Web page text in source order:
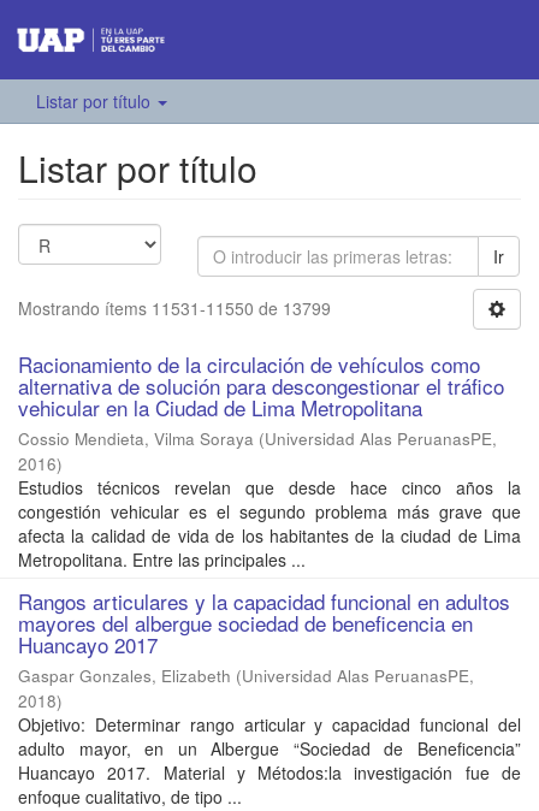
Listar por título
Listar por título
Ir
Mostrando ítems 11531-11550 de 13799
Racionamiento de la circulación de vehículos como
alternativa de solución para descongestionar el tráfico
vehicular en la Ciudad de Lima Metropolitana
Cossio Mendieta, Vilma Soraya (Universidad Alas PeruanasPE,
2016)
Estudios técnicos revelan que desde hace cinco años la
congestión vehicular es el segundo problema más grave que
afecta la calidad de vida de los habitantes de la ciudad de Lima
Metropolitana. Entre las principales ...
Rangos articulares y la capacidad funcional en adultos
mayores del albergue sociedad de beneficencia en
Huancayo 2017
Gaspar Gonzales, Elizabeth (Universidad Alas PeruanasPE,
2018)
Objetivo: Determinar rango articular y capacidad funcional del
adulto mayor, en un Albergue “Sociedad de Beneficencia”
Huancayo 2017. Material y Métodos:la investigación fue de
enfoque cualitativo, de tipo ...